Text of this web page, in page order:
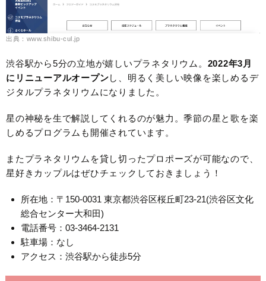
出典：www.shibu-cul.jp
渋谷駅から5分の立地が嬉しいプラネタリウム。 2022年3月
にリニューアルオープンし、明るく美しい映像を楽しめるデ
ジタルプラネタリウムになりました。
星の神秘を生で解説してくれるのが魅力。季節の星と歌を楽
しめるプログラムも開催されています。
またプラネタリウムを貸し切ったプロポーズが可能なので、
星好きカップルはぜひチェックしておきましょう！
所在地：〒150-0031 東京都渋谷区桜丘町23-21(渋谷区文化
総合センター大和田)
電話番号：03-3464-2131
駐車場：なし
アクセス：渋谷駅から徒歩5分